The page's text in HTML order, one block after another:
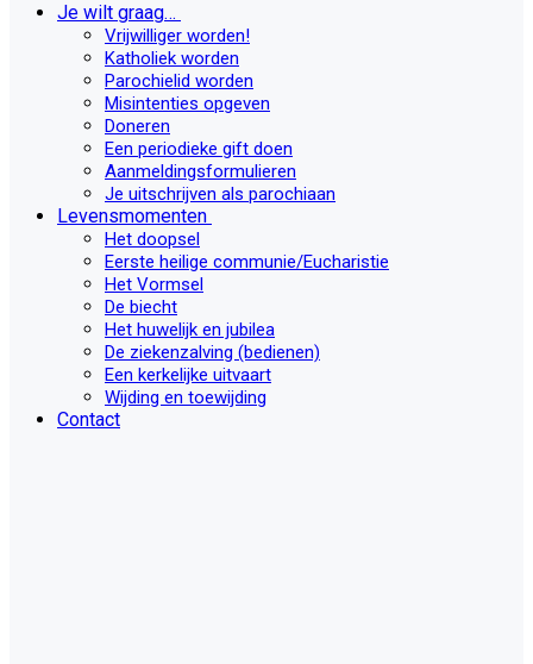
Je wilt graag…
Vrijwilliger worden!
Katholiek worden
Parochielid worden
Misintenties opgeven
Doneren
Een periodieke gift doen
Aanmeldingsformulieren
Je uitschrijven als parochiaan
Levensmomenten
Het doopsel
Eerste heilige communie/Eucharistie
Het Vormsel
De biecht
Het huwelijk en jubilea
De ziekenzalving (bedienen)
Een kerkelijke uitvaart
Wijding en toewijding
Contact